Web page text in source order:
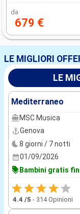
da
679 €
LE MIGLIORI
LE
Mediterraneo
MSC Musica
Genova
8 giorni / 7 notti
01/09/2026
Bambini gratis
4.4 /5 - 314 Opinioni